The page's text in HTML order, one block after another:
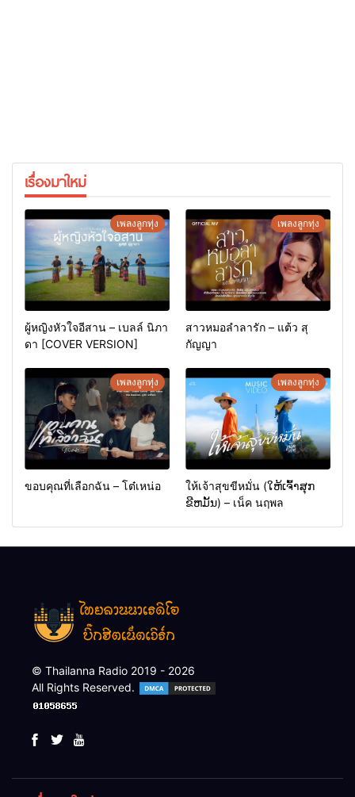
เรื่องมาใหม่
เพลงลูกทุ่ง
ผู้หญิงหัวใจอีสาน – เบลล์ นิภา
ดา [COVER VERSION]
เพลงลูกทุ่ง
สาวหมอลำลารัก – แต้ว สุ
กัญญา
เพลงลูกทุ่ง
ขอบคุณที่เลือกฉัน – โต๋เหน่อ
เพลงลูกทุ่ง
ให้เจ้าสุขขีหมั่น (ໃຫ້ເຈົ້າສຸກ
ຂີຫມັ້ນ) – เน็ค นฤพล
© Thailanna Radio 2019 - 2026
All Rights Reserved.